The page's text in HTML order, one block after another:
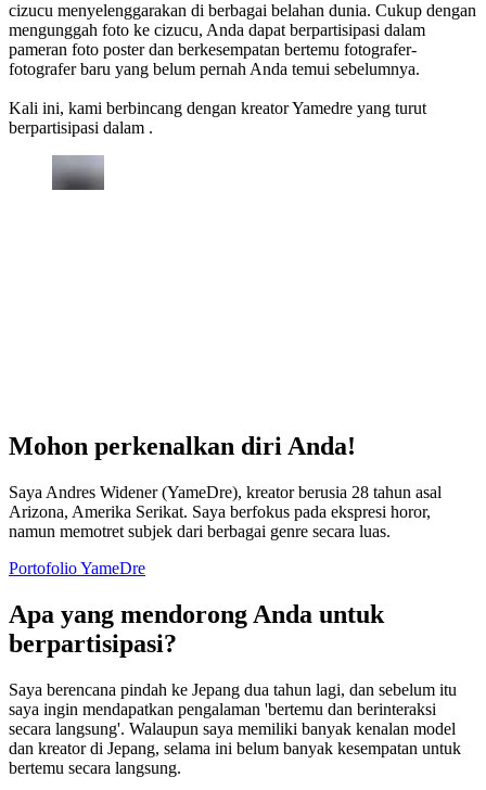
cizucu menyelenggarakan di berbagai belahan dunia. Cukup dengan
mengunggah foto ke cizucu, Anda dapat berpartisipasi dalam
pameran foto poster dan berkesempatan bertemu fotografer-
fotografer baru yang belum pernah Anda temui sebelumnya.
Kali ini, kami berbincang dengan kreator Yamedre yang turut
berpartisipasi dalam .
Mohon perkenalkan diri Anda!
Saya Andres Widener (YameDre), kreator berusia 28 tahun asal
Arizona, Amerika Serikat. Saya berfokus pada ekspresi horor,
namun memotret subjek dari berbagai genre secara luas.
Portofolio YameDre
Apa yang mendorong Anda untuk
berpartisipasi?
Saya berencana pindah ke Jepang dua tahun lagi, dan sebelum itu
saya ingin mendapatkan pengalaman 'bertemu dan berinteraksi
secara langsung'. Walaupun saya memiliki banyak kenalan model
dan kreator di Jepang, selama ini belum banyak kesempatan untuk
bertemu secara langsung.